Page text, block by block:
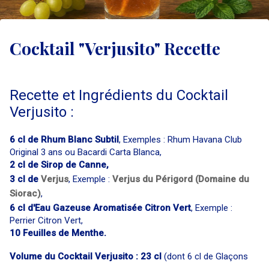
Cocktail "Verjusito" Recette
Recette et Ingrédients du Cocktail
Verjusito :
6 cl de Rhum Blanc Subtil , Exemples : Rhum Havana Club
Original 3 ans ou Bacardi Carta Blanca,
2 cl de Sirop de Canne,
3 cl de Verjus, Exemple : Verjus du Périgord (Domaine du
Siorac),
6 cl d'Eau Gazeuse Aromatisée Citron Vert, Exemple :
Perrier Citron Vert,
10 Feuilles de Menthe.
Volume du Cocktail Verjusito : 23 cl (dont 6 cl de Glaçons